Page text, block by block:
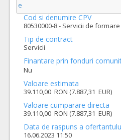
e
Cod si denumire CPV
80530000-8 - Servicii de
Tip de contract
Servicii
Finantare prin fonduri
Nu
Valoare estimata
39.110,00 RON (7.887,31 EUR)
Valoare cumparare directa
39.110,00 RON (7.887,31 EUR)
Data de raspuns a
16.06.2023 11:50